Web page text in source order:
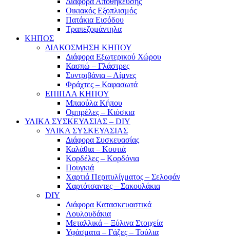
Οικιακός Εξοπλισμός
Πατάκια Εισόδου
Τραπεζομάντηλα
ΚΗΠΟΣ
ΔΙΑΚΟΣΜΗΣΗ ΚΗΠΟΥ
Διάφορα Εξωτερικού Χώρου
Κασπώ – Γλάστρες
Συντριβάνια – Λίμνες
Φράχτες – Καφασωτά
ΕΠΙΠΛΑ ΚΗΠΟΥ
Μπαούλα Κήπου
Ομπρέλες – Κιόσκια
ΥΛΙΚΑ ΣΥΣΚΕΥΑΣΙΑΣ – DIY
ΥΛΙΚΑ ΣΥΣΚΕΥΑΣΙΑΣ
Διάφορα Συσκευασίας
Καλάθια – Κουτιά
Κορδέλες – Κορδόνια
Πουγκιά
Χαρτιά Περιτυλίγματος – Σελοφάν
Χαρτότσαντες – Σακουλάκια
DIY
Διάφορα Κατασκευαστικά
Λουλουδάκια
Μεταλλικά – Ξύλινα Στοιχεία
Υφάσματα – Γάζες – Τούλια